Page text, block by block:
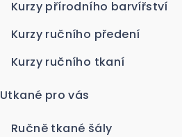
Kurzy přírodního barvířství
Kurzy ručního předení
Kurzy ručního tkaní
Utkané pro vás
Ručně tkané šály